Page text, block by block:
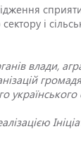
і
влади,
українського